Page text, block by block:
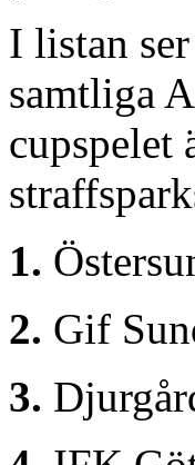
I listan
samtliga
cupspelet
1.
2. Gif
3.